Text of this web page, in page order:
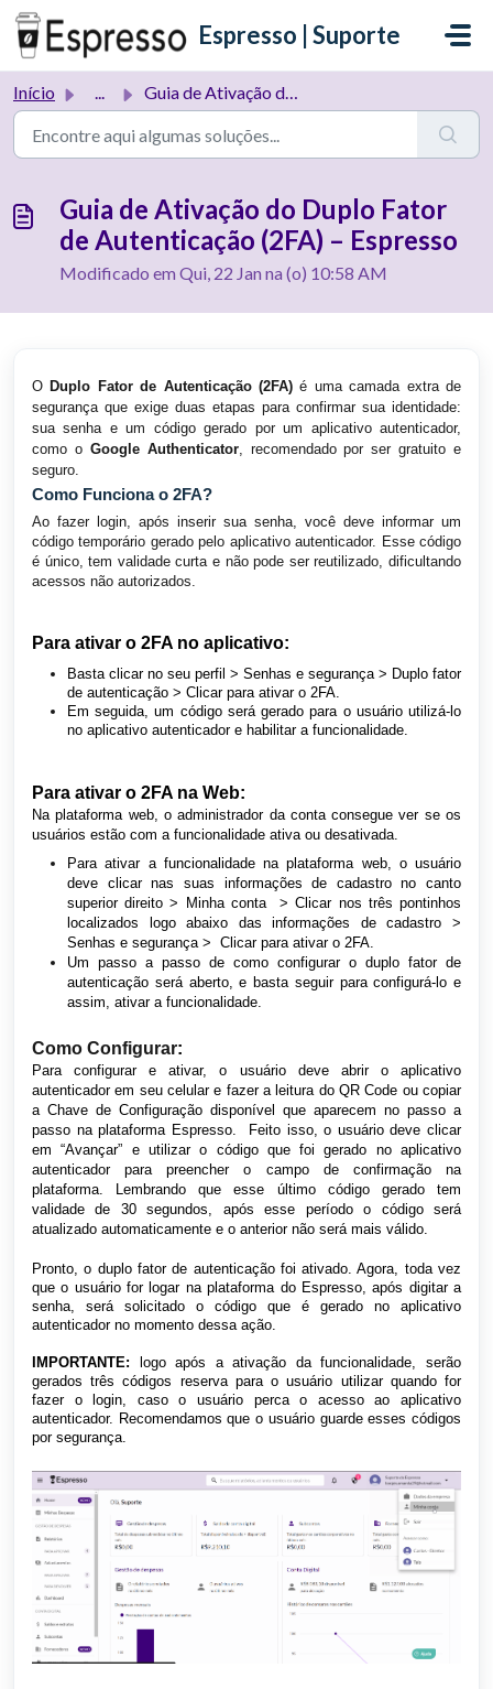
Ir para o conteúdo principal
Espresso | Suporte
Início ... Guia de Ativação do Duplo Fator de Autenticação (2FA) – E...
Guia de Ativação do Duplo Fator
de Autenticação (2FA) – Espresso
Modificado em Qui, 22 Jan na (o) 10:58 AM
O Duplo Fator de Autenticação (2FA) é uma camada extra de
segurança que exige duas etapas para confirmar sua identidade:
sua senha e um código gerado por um aplicativo autenticador,
como o Google Authenticator, recomendado por ser gratuito e
seguro.
Como Funciona o 2FA?
Ao fazer login, após inserir sua senha, você deve informar um
código temporário gerado pelo aplicativo autenticador. Esse código
é único, tem validade curta e não pode ser reutilizado, dificultando
acessos não autorizados.
Para ativar o 2FA no aplicativo:
Basta clicar no seu perfil > Senhas e segurança > Duplo fator
de autenticação > Clicar para ativar o 2FA.
Em seguida, um código será gerado para o usuário utilizá-lo
no aplicativo autenticador e habilitar a funcionalidade.
Para ativar o 2FA na Web:
Na plataforma web, o administrador da conta consegue ver se os
usuários estão com a funcionalidade ativa ou desativada.
Para ativar a funcionalidade na plataforma web, o usuário
deve clicar nas suas informações de cadastro no canto
superior direito > Minha conta > Clicar nos três pontinhos
localizados logo abaixo das informações de cadastro >
Senhas e segurança > Clicar para ativar o 2FA.
Um passo a passo de como configurar o duplo fator de
autenticação será aberto, e basta seguir para configurá-lo e
assim, ativar a funcionalidade.
Como Configurar:
Para configurar e ativar, o usuário deve abrir o aplicativo
autenticador em seu celular e fazer a leitura do QR Code ou copiar
a Chave de Configuração disponível que aparecem no passo a
passo na plataforma Espresso. Feito isso, o usuário deve clicar
em “Avançar” e utilizar o código que foi gerado no aplicativo
autenticador para preencher o campo de confirmação na
plataforma. Lembrando que esse último código gerado tem
validade de 30 segundos, após esse período o código será
atualizado automaticamente e o anterior não será mais válido.
Pronto, o duplo fator de autenticação foi ativado. Agora, toda vez
que o usuário for logar na plataforma do Espresso, após digitar a
senha, será solicitado o código que é gerado no aplicativo
autenticador no momento dessa ação.
IMPORTANTE: logo após a ativação da funcionalidade, serão
gerados três códigos reserva para o usuário utilizar quando for
fazer o login, caso o usuário perca o acesso ao aplicativo
autenticador. Recomendamos que o usuário guarde esses códigos
por segurança.